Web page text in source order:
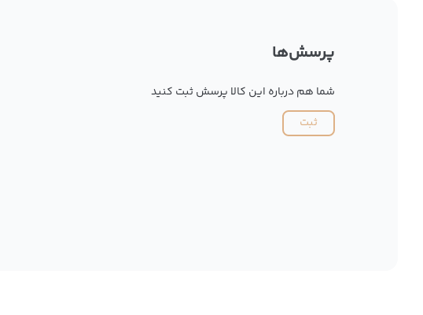
پرسش‌ها
شما هم درباره این کالا پرسش ثبت کنید
ثبت